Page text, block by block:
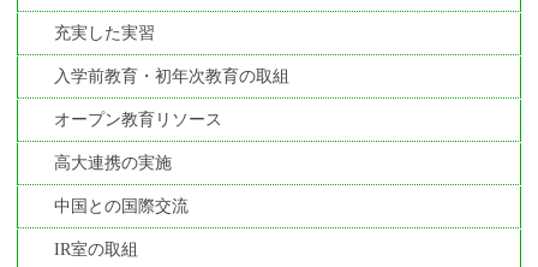
充実した実習
入学前教育・初年次教育の取組
オープン教育リソース
高大連携の実施
中国との国際交流
IR室の取組